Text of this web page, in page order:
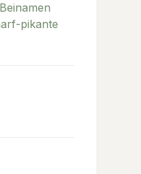
pikante